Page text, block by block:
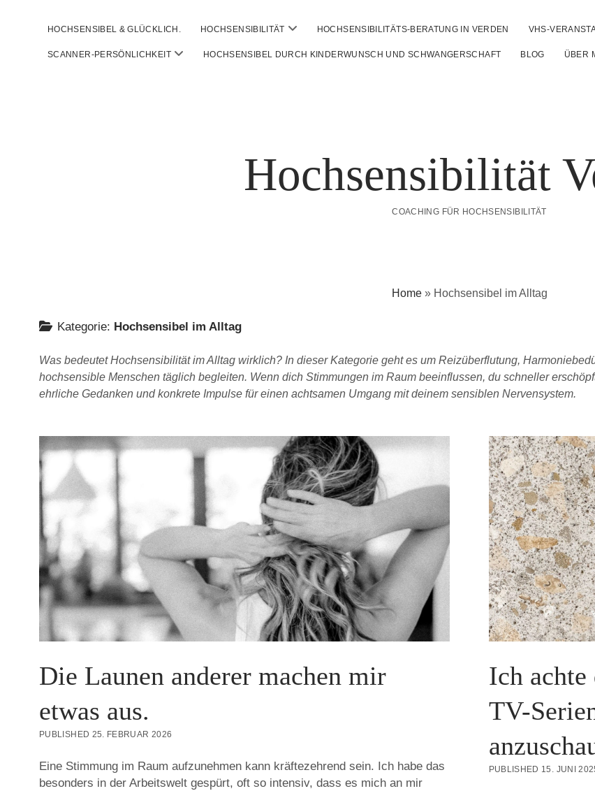
HOCHSENSIBEL & GLÜCKLICH. HOCHSENSIBILITÄT open
HOCHSENSIBILITÄTS-BERATUNG IN VERDEN VHS-
SCANNER-PERSÖNLICHKEIT open
HOCHSENSIBEL DURCH KINDERWUNSCH UND SCHWANGERSCHAFT BLOG ÜBER
Hochsensibilität
COACHING FÜR HOCHSENSIBILITÄT
Home» Hochsensibel im Alltag
Kategorie: Hochsensibel im Alltag
Was bedeutet Hochsensibilität im Alltag wirklich? In dieser Kategorie geht es um Reizüberflutung,
hochsensible Menschen täglich begleiten. Wenn dich Stimmungen im Raum beeinflussen, du schneller
ehrliche Gedanken und konkrete Impulse für einen achtsamen Umgang mit deinem sensiblen Nervensystem.
Die Launen anderer machen mir
etwas aus.
PUBLISHED 25. FEBRUAR 2026
Eine Stimmung im Raum aufzunehmen kann kräftezehrend sein. Ich habe das
besonders in der Arbeitswelt gespürt, oft so intensiv, dass es mich an mir
Ich
TV-
PUBLISHED 15. JUNI